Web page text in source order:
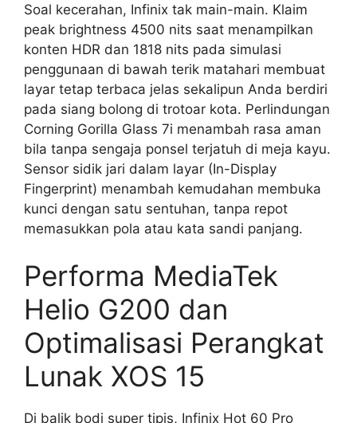
Soal kecerahan, Infinix tak main-main. Klaim
peak brightness 4500 nits saat menampilkan
konten HDR dan 1818 nits pada simulasi
penggunaan di bawah terik matahari membuat
layar tetap terbaca jelas sekalipun Anda berdiri
pada siang bolong di trotoar kota. Perlindungan
Corning Gorilla Glass 7i menambah rasa aman
bila tanpa sengaja ponsel terjatuh di meja kayu.
Sensor sidik jari dalam layar (In-Display
Fingerprint) menambah kemudahan membuka
kunci dengan satu sentuhan, tanpa repot
memasukkan pola atau kata sandi panjang.
Performa MediaTek
Helio G200 dan
Optimalisasi Perangkat
Lunak XOS 15
Di balik bodi super tipis, Infinix Hot 60 Pro